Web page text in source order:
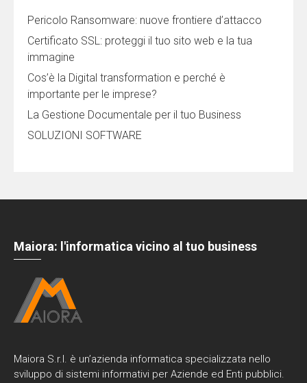
Pericolo Ransomware: nuove frontiere d’attacco
Certificato SSL: proteggi il tuo sito web e la tua
immagine
Cos’è la Digital transformation e perché è
importante per le imprese?
La Gestione Documentale per il tuo Business
SOLUZIONI SOFTWARE
Maiora: l'informatica vicino al tuo business
Maiora S.r.l. è un’azienda informatica specializzata nello
sviluppo di sistemi informativi per Aziende ed Enti pubblici.